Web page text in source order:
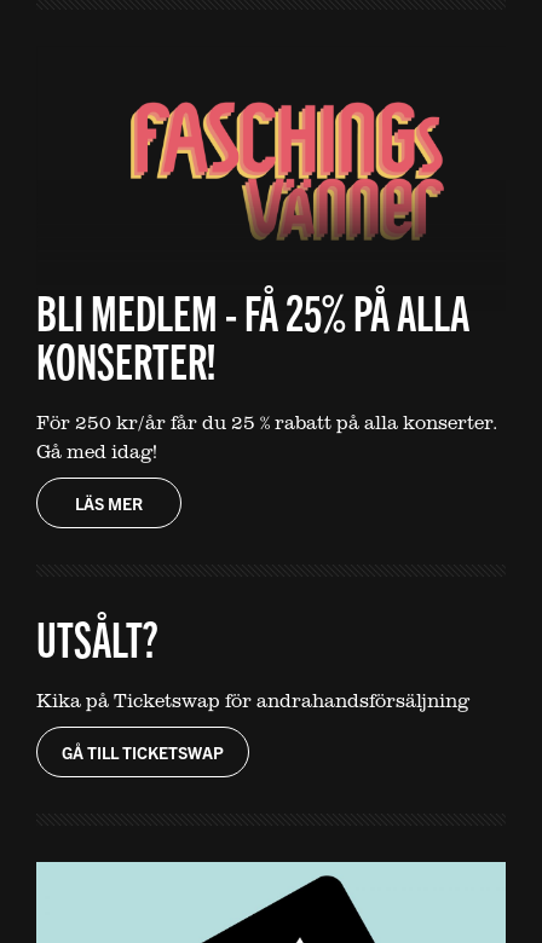
BLI MEDLEM - FÅ 25% PÅ ALLA
KONSERTER!
För 250 kr/år får du 25 % rabatt på alla konserter.
Gå med idag!
LÄS MER
UTSÅLT?
Kika på Ticketswap för andrahandsförsäljning
GÅ TILL TICKETSWAP